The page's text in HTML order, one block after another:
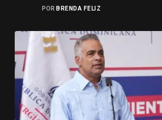
POR BRENDA FELIZ